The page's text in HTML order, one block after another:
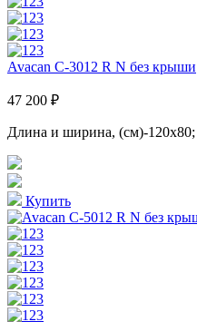
Avacan C-3012 R N без крыши
47 200 ₽
Длина и ширина, (см)-
Купить